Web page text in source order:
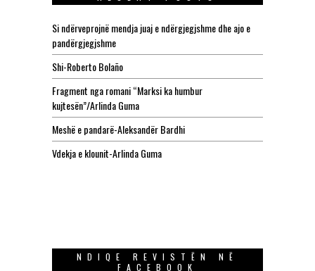
Si ndërveprojnë mendja juaj e ndërgjegjshme dhe ajo e
pandërgjegjshme
Shi-Roberto Bolaño
Fragment nga romani “Marksi ka humbur
kujtesën”/Arlinda Guma
Meshë e pandarë-Aleksandër Bardhi
Vdekja e klounit-Arlinda Guma
NDIQE REVISTËN NË
FACEBOOK